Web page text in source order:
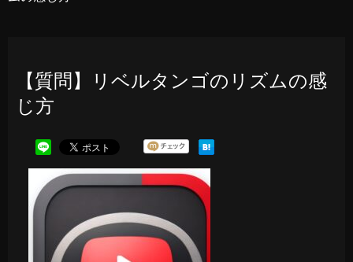
【質問】リベルタンゴのリズムの感
じ方